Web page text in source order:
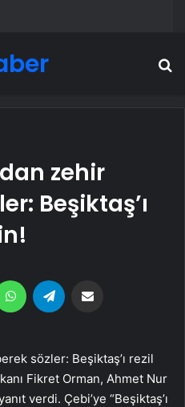
zehir
Beşiktaş’ı
WhatsApp
sözler: Beşiktaş’ı rezil
Fikret Orman, Ahmet Nur
verdi. Çebi’ye “Beşiktaş’ı